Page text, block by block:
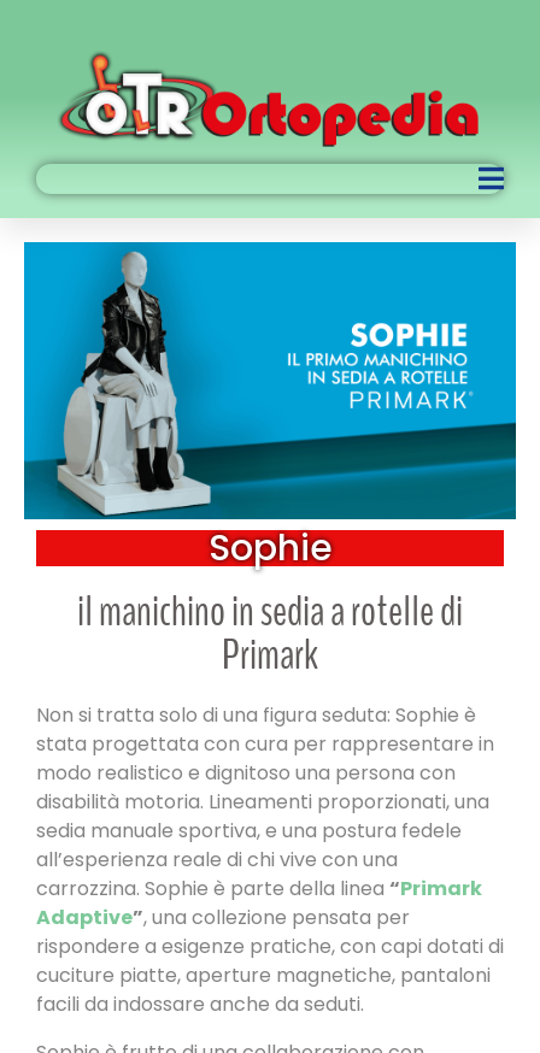
Sophie
il manichino in sedia a rotelle di
Primark
Non si tratta solo di una figura seduta: Sophie è
stata progettata con cura per rappresentare in
modo realistico e dignitoso una persona con
disabilità motoria. Lineamenti proporzionati, una
sedia manuale sportiva, e una postura fedele
all’esperienza reale di chi vive con una
carrozzina. Sophie è parte della linea “Primark
Adaptive”, una collezione pensata per
rispondere a esigenze pratiche, con capi dotati di
cuciture piatte, aperture magnetiche, pantaloni
facili da indossare anche da seduti.